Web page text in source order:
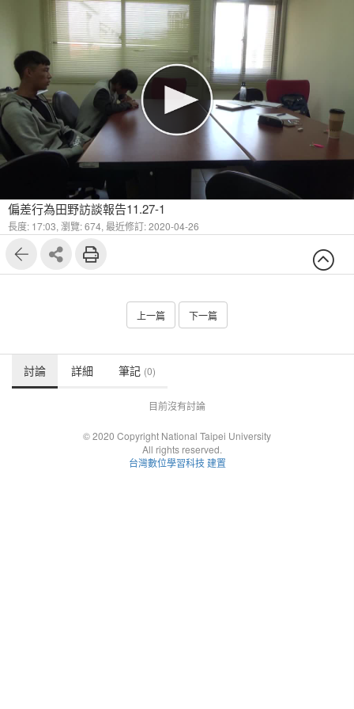
偏差行為田野訪談報告11.27-1
長度: 17:03, 瀏覽: 674, 最近修訂: 2020-04-26
上一篇 下一篇
討論 詳細 筆記 (0)
目前沒有討論
© 2020 Copyright National Taipei University
All rights reserved.
台灣數位學習科技 建置